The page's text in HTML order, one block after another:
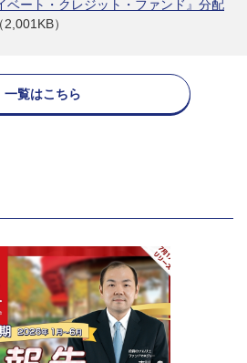
ベート・クレジット・ファンド』分配
（2,001KB）
一覧はこちら